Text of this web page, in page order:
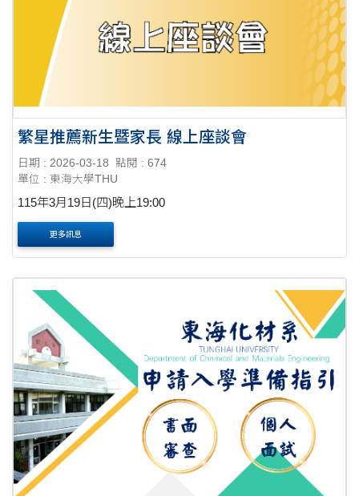
繁星推薦新生暨家長 線上座談會
日期 : 2026-03-18
點閱 : 674
單位 : 東海大學THU
115年3月19日(四)晚上19:00
更多訊息